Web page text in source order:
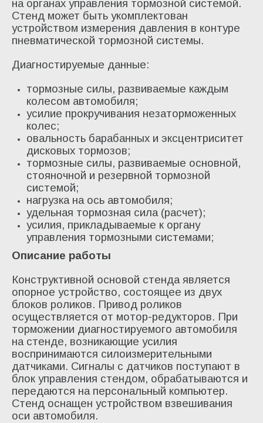
на органах управления тормозной системой.
Стенд может быть укомплектован
устройством измерения давления в контуре
пневматической тормозной системы.
Диагностируемые данные:
тормозные силы, развиваемые каждым
колесом автомобиля;
усилие прокручивания незаторможенных
колес;
овальность барабанных и эксцентриситет
дисковых тормозов;
тормозные силы, развиваемые основной,
стояночной и резервной тормозной
системой;
нагрузка на ось автомобиля;
удельная тормозная сила (расчет);
усилия, прикладываемые к органу
управления тормозными системами;
Описание работы
Конструктивной основой стенда является
опорное устройство, состоящее из двух
блоков роликов. Привод роликов
осуществляется от мотор-редукторов. При
торможении диагностируемого автомобиля
на стенде, возникающие усилия
воспринимаются силоизмерительными
датчиками. Сигналы с датчиков поступают в
блок управления стендом, обрабатываются и
передаются на персональный компьютер.
Стенд оснащен устройством взвешивания
оси автомобиля.